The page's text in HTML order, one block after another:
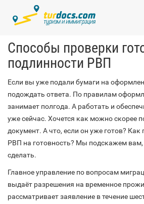
Способы проверки
подлинности РВП
Если вы уже подали бумаги на
подождать ответа. По правилам
занимает полгода. А работать и
уже сейчас. Хочется как можно скорее
документ. А что, если он уже готов? Как
РВП на готовность? Мы подскажем вам,
сделать.
Главное управление по вопросам
выдаёт разрешения на временное
рассматривает заявление в течение